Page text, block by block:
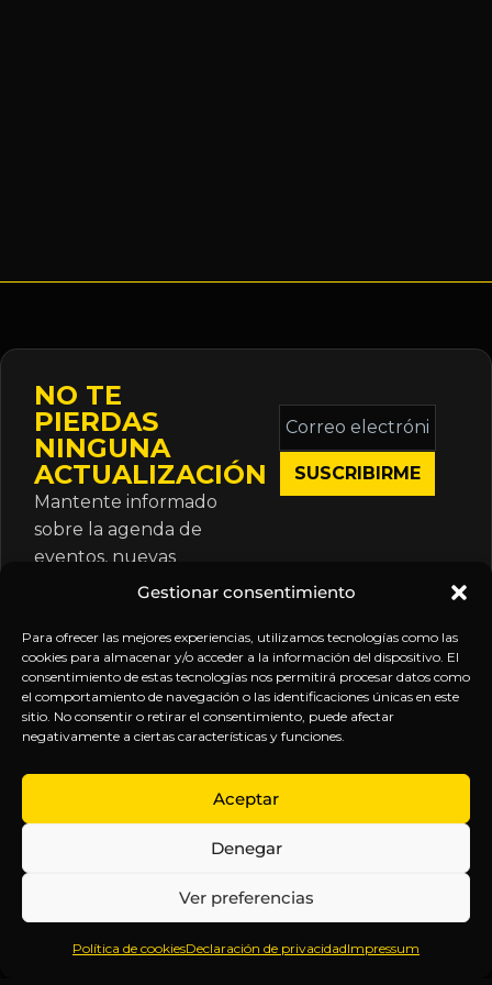
Gestionar consentimiento
Para ofrecer las mejores experiencias, utilizamos tecnologías como las
cookies para almacenar y/o acceder a la información del dispositivo. El
consentimiento de estas tecnologías nos permitirá procesar datos como
el comportamiento de navegación o las identificaciones únicas en este
sitio. No consentir o retirar el consentimiento, puede afectar
negativamente a ciertas características y funciones.
Aceptar
Denegar
Ver preferencias
Política de cookiesDeclaración de privacidadImpressum
NO TE
PIERDAS
NINGUNA
ACTUALIZACIÓN
Mantente informado
sobre la agenda de
eventos, nuevas
publicaciones y
suscripción.
Correo
electrónico
*
Inteligencia
Anticipándonos
EXPLORA
Inicio
Sobre
Contenido
Webinars
LEGAL
Política
de
Términos y
Aviso
SÍGUENOS